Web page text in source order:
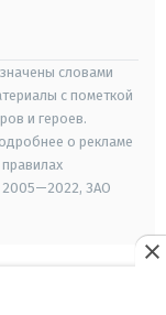
словами
с пометкой
и героев.
о рекламе
2005—2022, ЗАО